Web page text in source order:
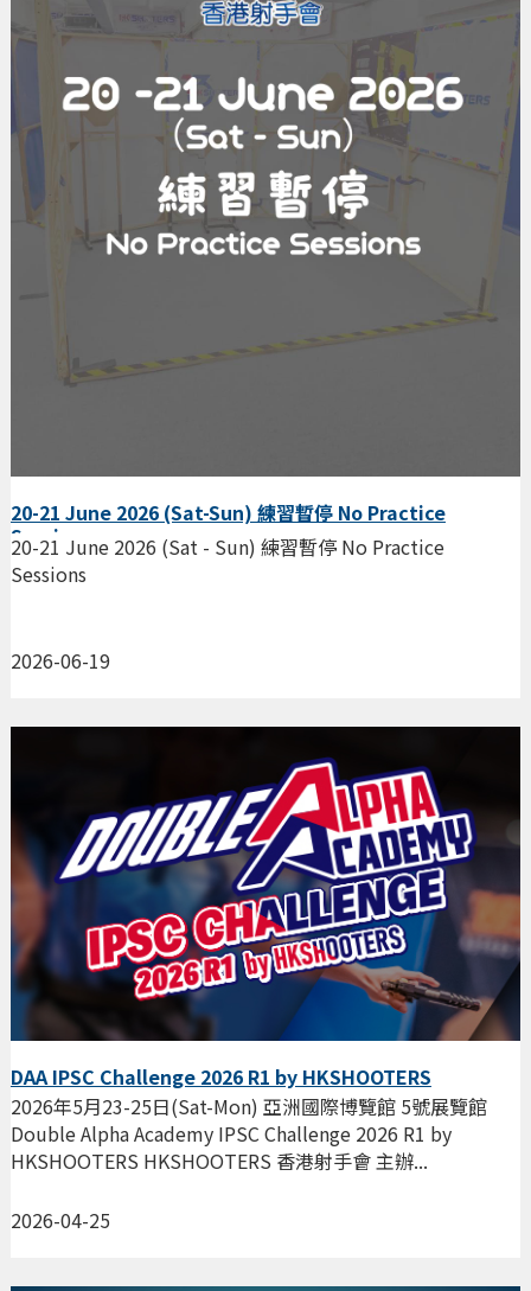
20-21 June 2026 (Sat-Sun) 練習暫停 No Practice
Sessions
2026-06-19
20-21 June 2026 (Sat - Sun) 練習暫停 No Practice
Sessions
DAA IPSC Challenge 2026 R1 by HKSHOOTERS
2026-04-25
2026年5月23-25日(Sat-Mon) 亞洲國際博覽館 5號展覽館
Double Alpha Academy IPSC Challenge 2026 R1 by
HKSHOOTERS HKSHOOTERS 香港射手會 主辦...